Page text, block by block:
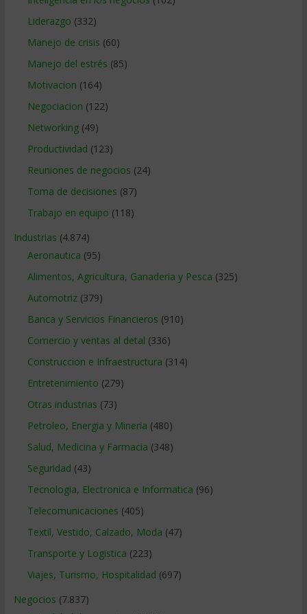
Liderazgo (332)
Manejo de crisis (60)
Manejo del estrés (85)
Motivacion (164)
Negociacion (122)
Networking(49)
Productividad (123)
Reuniones de negocios (24)
Toma de decisiones (87)
Trabajo en equipo (118)
Industrias (4.874)
Aeronautica (95)
Alimentos, Agricultura, Ganaderia y Pesca (325)
Automotriz(379)
Banca y Servicios Financieros (910)
Comercio y ventas al detal (336)
Construccion e Infraestructura (314)
Entretenimiento (279)
Otras industrias (73)
Petroleo, Energia y Mineria (480)
Salud, Medicina y Farmacia (348)
Seguridad (43)
Tecnologia, Electronica e Informatica (96)
Telecomunicaciones (405)
Textil, Vestido, Calzado, Moda (47)
Transporte y Logistica (223)
Viajes, Turismo, Hospitalidad (697)
Negocios (7.837)